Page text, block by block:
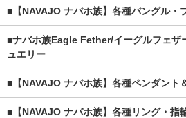
■【NAVAJO ナバホ族】各種バングル・
■ナバホ族Eagle Fether/イーグルフェザ
ュエリー
■【NAVAJO ナバホ族】各種ペンダント
■【NAVAJO ナバホ族】各種リング・指